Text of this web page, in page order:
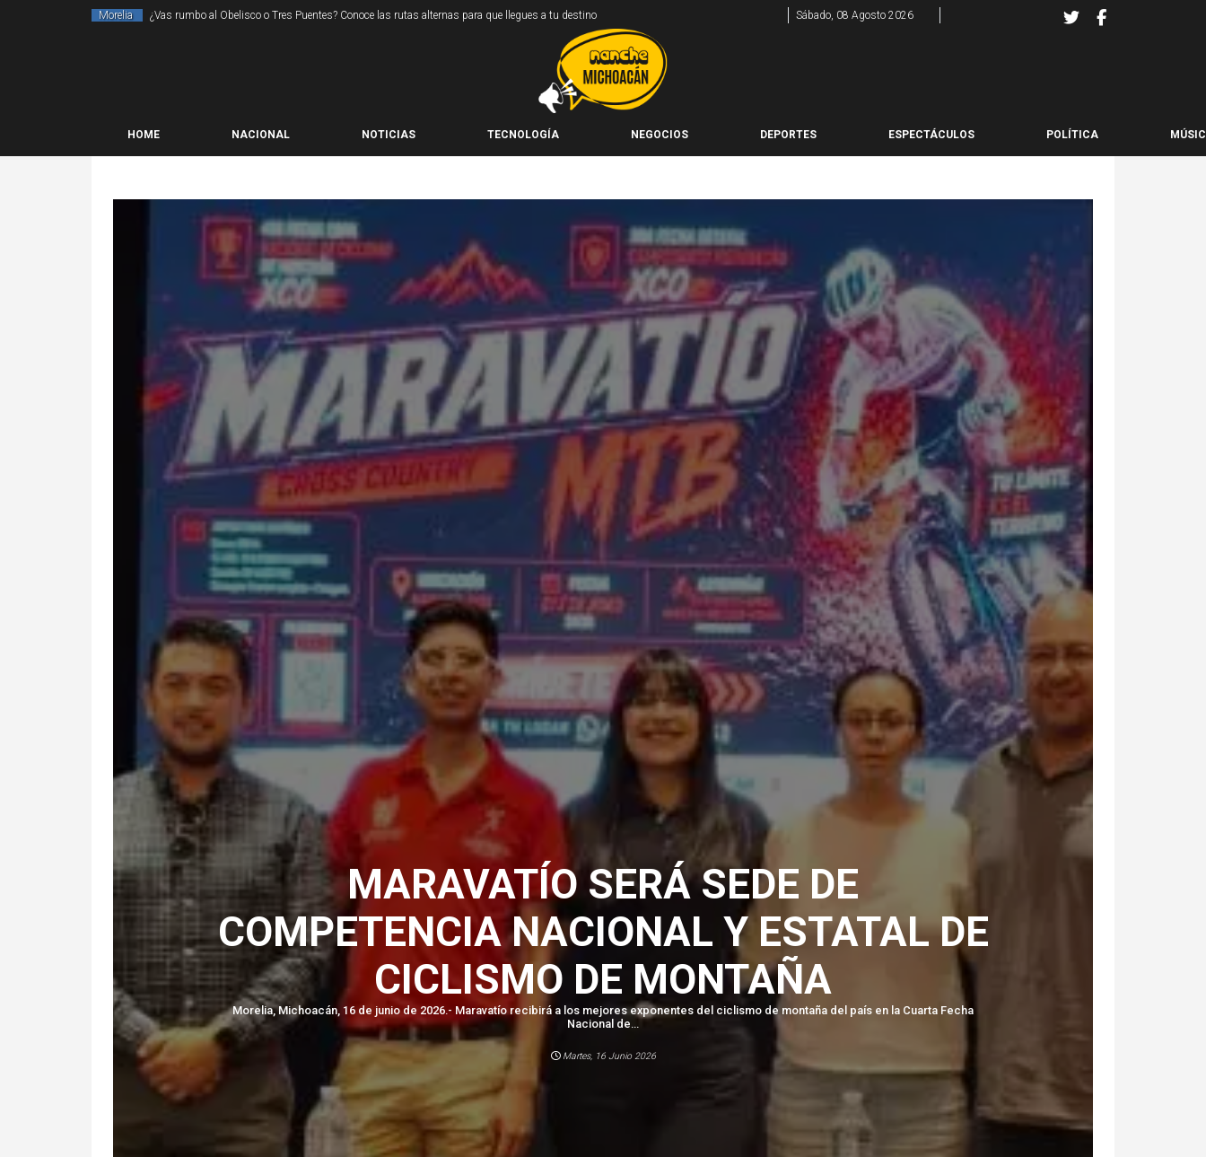
Morelia ¿Vas rumbo al Obelisco o Tres Puentes? Conoce las rutas alternas para que llegues a tu destino Sábado, 08 Agosto 2026
HOME NACIONAL NOTICIAS TECNOLOGÍA NEGOCIOS DEPORTES ESPECTÁCULOS POLÍTICA
MARAVATÍO SERÁ SEDE DE
COMPETENCIA NACIONAL Y ESTATAL DE
CICLISMO DE MONTAÑA
Morelia, Michoacán, 16 de junio de 2026.- Maravatío recibirá a los mejores exponentes del ciclismo de montaña del país en la Cuarta Fecha
Nacional de...
Martes, 16 Junio 2026